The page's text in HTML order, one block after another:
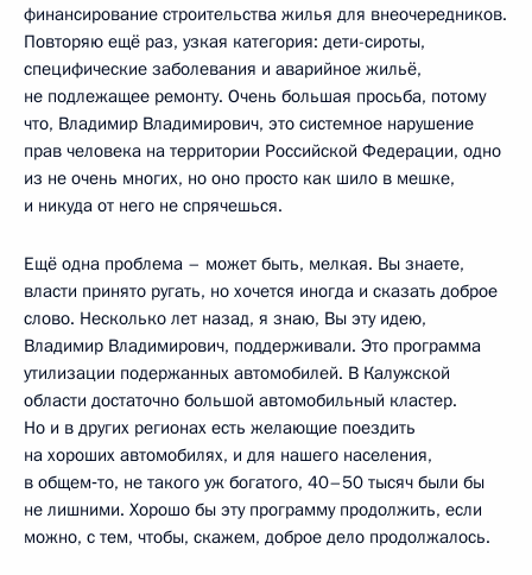
финансирование строительства жилья для внеочередников.
Повторяю ещё раз, узкая категория: дети-сироты,
специфические заболевания и аварийное жильё,
не подлежащее ремонту. Очень большая просьба, потому
что, Владимир Владимирович, это системное нарушение
прав человека на территории Российской Федерации, одно
из не очень многих, но оно просто как шило в мешке,
и никуда от него не спрячешься.
Ещё одна проблема – может быть, мелкая. Вы знаете,
власти принято ругать, но хочется иногда и сказать доброе
слово. Несколько лет назад, я знаю, Вы эту идею,
Владимир Владимирович, поддерживали. Это программа
утилизации подержанных автомобилей. В Калужской
области достаточно большой автомобильный кластер.
Но и в других регионах есть желающие поездить
на хороших автомобилях, и для нашего населения,
в общем‑то, не такого уж богатого, 40–50 тысяч были бы
не лишними. Хорошо бы эту программу продолжить, если
можно, с тем, чтобы, скажем, доброе дело продолжалось.